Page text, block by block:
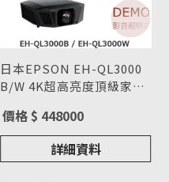
日本EPSON EH-QL3000
B/W 4K超高亮度頂級家用
詢
價格 $ 448000
詳細資料